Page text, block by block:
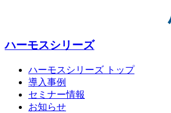
ハーモスシリーズ
ハーモスシリーズ トップ
導入事例
セミナー情報
お知らせ